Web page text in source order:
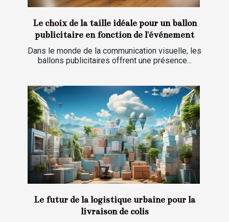
Le choix de la taille idéale pour un ballon
publicitaire en fonction de l'événement
Dans le monde de la communication visuelle, les
ballons publicitaires offrent une présence...
Le futur de la logistique urbaine pour la
livraison de colis